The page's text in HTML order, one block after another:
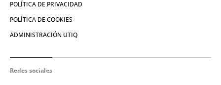
POLÍTICA DE PRIVACIDAD
POLÍTICA DE COOKIES
ADMINISTRACIÓN UTIQ
Redes sociales